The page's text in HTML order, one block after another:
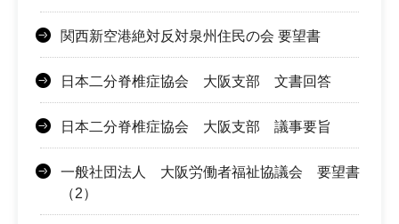
関西新空港絶対反対泉州住民の会 要望書
日本二分脊椎症協会 大阪支部 文書回答
日本二分脊椎症協会 大阪支部 議事要旨
一般社団法人 大阪労働者福祉協議会 要望書
（2）